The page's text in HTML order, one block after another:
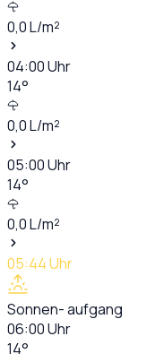
0,0L/m²
04:00Uhr
14°
0,0L/m²
05:00Uhr
14°
0,0L/m²
05:44Uhr
Sonnen- aufgang
06:00Uhr
14°